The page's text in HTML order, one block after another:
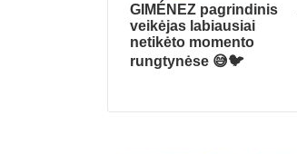
GIMÉNEZ pagrindinis
veikėjas labiausiai
netikėto momento
rungtynėse 😅🐦